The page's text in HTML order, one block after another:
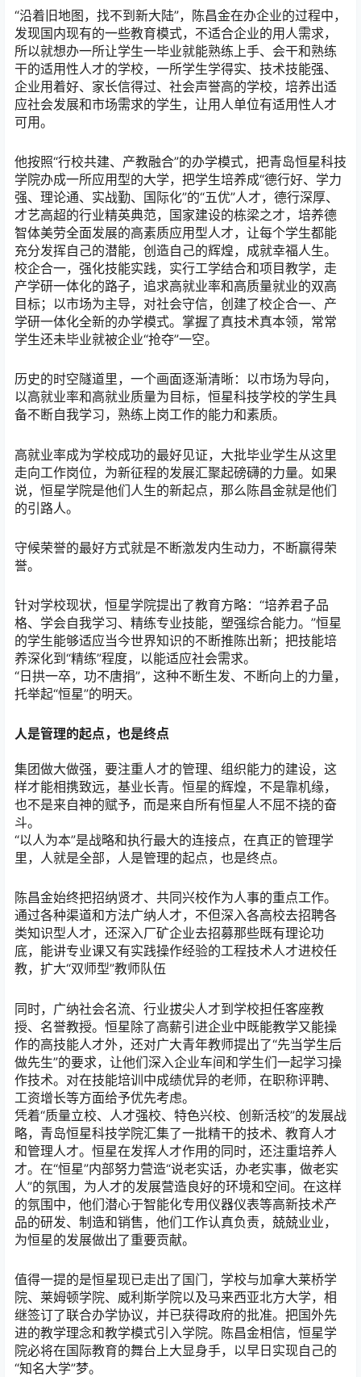
“沿着旧地图，找不到新大陆”，陈昌金在办企业的过程中，
发现国内现有的一些教育模式，不适合企业的用人需求，
所以就想办一所让学生一毕业就能熟练上手、会干和熟练
干的适用性人才的学校，一所学生学得实、技术技能强、
企业用着好、家长信得过、社会声誉高的学校，培养出适
应社会发展和市场需求的学生，让用人单位有适用性人才
可用。
他按照“行校共建、产教融合”的办学模式，把青岛恒星科技
学院办成一所应用型的大学，把学生培养成“德行好、学力
强、理论通、实战勤、国际化”的“五优”人才，德行深厚、
才艺高超的行业精英典范，国家建设的栋梁之才，培养德
智体美劳全面发展的高素质应用型人才，让每个学生都能
充分发挥自己的潜能，创造自己的辉煌，成就幸福人生。
校企合一，强化技能实践，实行工学结合和项目教学，走
产学研一体化的路子，追求高就业率和高质量就业的双高
目标；以市场为主导，对社会守信，创建了校企合一、产
学研一体化全新的办学模式。掌握了真技术真本领，常常
学生还未毕业就被企业“抢夺”一空。
历史的时空隧道里，一个画面逐渐清晰：以市场为导向，
以高就业率和高就业质量为目标，恒星科技学校的学生具
备不断自我学习，熟练上岗工作的能力和素质。
高就业率成为学校成功的最好见证，大批毕业学生从这里
走向工作岗位，为新征程的发展汇聚起磅礴的力量。如果
说，恒星学院是他们人生的新起点，那么陈昌金就是他们
的引路人。
守候荣誉的最好方式就是不断激发内生动力，不断赢得荣
誉。
针对学校现状，恒星学院提出了教育方略：“培养君子品
格、学会自我学习、精练专业技能，塑强综合能力。”恒星
的学生能够适应当今世界知识的不断推陈出新；把技能培
养深化到“精练”程度，以能适应社会需求。
“日拱一卒，功不唐捐”，这种不断生发、不断向上的力量，
托举起“恒星”的明天。
人是管理的起点，也是终点
集团做大做强，要注重人才的管理、组织能力的建设，这
样才能相携致远，基业长青。恒星的辉煌，不是靠机缘，
也不是来自神的赋予，而是来自所有恒星人不屈不挠的奋
斗。
“以人为本”是战略和执行最大的连接点，在真正的管理学
里，人就是全部，人是管理的起点，也是终点。
陈昌金始终把招纳贤才、共同兴校作为人事的重点工作。
通过各种渠道和方法广纳人才，不但深入各高校去招聘各
类知识型人才，还深入厂矿企业去招募那些既有理论功
底，能讲专业课又有实践操作经验的工程技术人才进校任
教，扩大“双师型”教师队伍
同时，广纳社会名流、行业拔尖人才到学校担任客座教
授、名誉教授。恒星除了高薪引进企业中既能教学又能操
作的高技能人才外，还对广大青年教师提出了“先当学生后
做先生”的要求，让他们深入企业车间和学生们一起学习操
作技术。对在技能培训中成绩优异的老师，在职称评聘、
工资增长等方面给予优先考虑。
凭着“质量立校、人才强校、特色兴校、创新活校”的发展战
略，青岛恒星科技学院汇集了一批精干的技术、教育人才
和管理人才。恒星在发挥人才作用的同时，还注重培养人
才。在“恒星”内部努力营造“说老实话，办老实事，做老实
人”的氛围，为人才的发展营造良好的环境和空间。在这样
的氛围中，他们潜心于智能化专用仪器仪表等高新技术产
品的研发、制造和销售，他们工作认真负责，兢兢业业，
为恒星的发展做出了重要贡献。
值得一提的是恒星现已走出了国门，学校与加拿大莱桥学
院、莱姆顿学院、威利斯学院以及马来西亚北方大学，相
继签订了联合办学协议，并已获得政府的批准。把国外先
进的教学理念和教学模式引入学院。陈昌金相信，恒星学
院必将在国际教育的舞台上大显身手，以早日实现自己的
“知名大学”梦。